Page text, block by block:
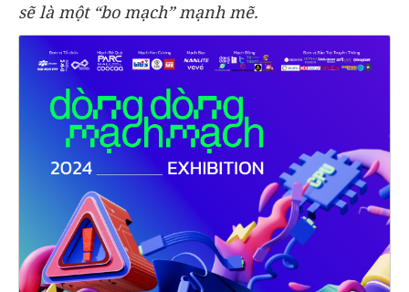
sẽ là một “bo mạch” mạnh mẽ.